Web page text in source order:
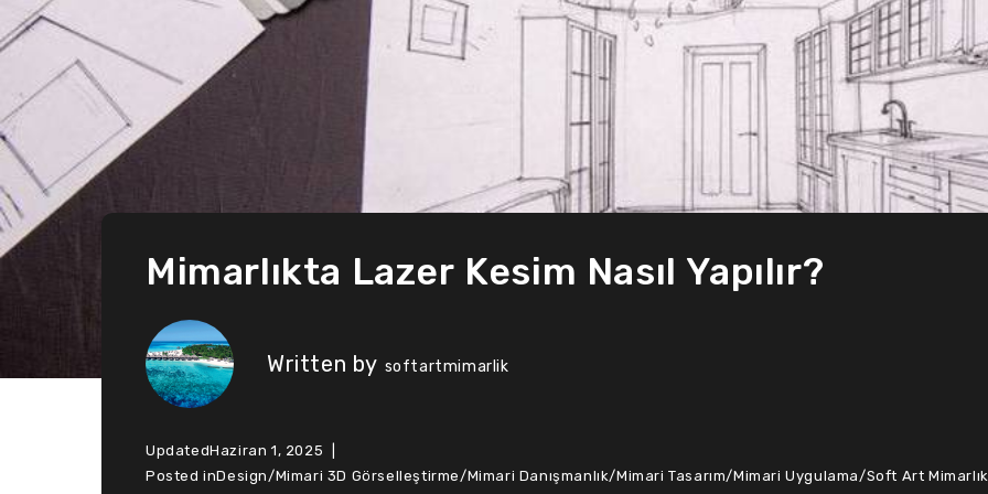
Mimarlıkta Lazer Kesim Nasıl Yapılır?
Written by softartmimarlik
UpdatedHaziran 1, 2025
Posted inDesign/Mimari 3D Görselleştirme/Mimari Danışmanlık/Mimari Tasarım/Mimari Uygulama/Soft Art Mimarlık